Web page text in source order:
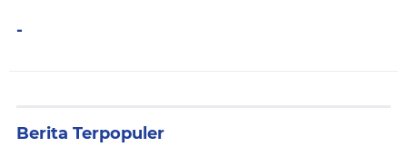
-
Berita Terpopuler